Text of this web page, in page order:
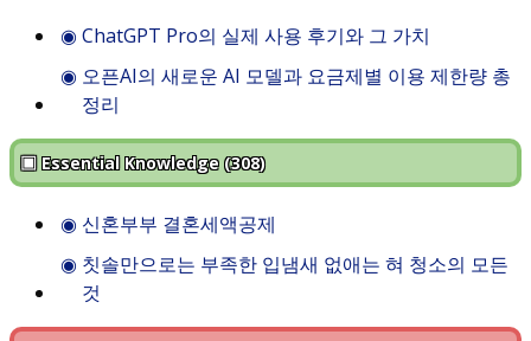
◉ ChatGPT Pro의 실제 사용 후기와 그 가치
◉ 오픈AI의 새로운 AI 모델과 요금제별 이용 제한량 총
정리
▣ Essential Knowledge (308)
◉ 신혼부부 결혼세액공제
◉ 칫솔만으로는 부족한 입냄새 없애는 혀 청소의 모든
것